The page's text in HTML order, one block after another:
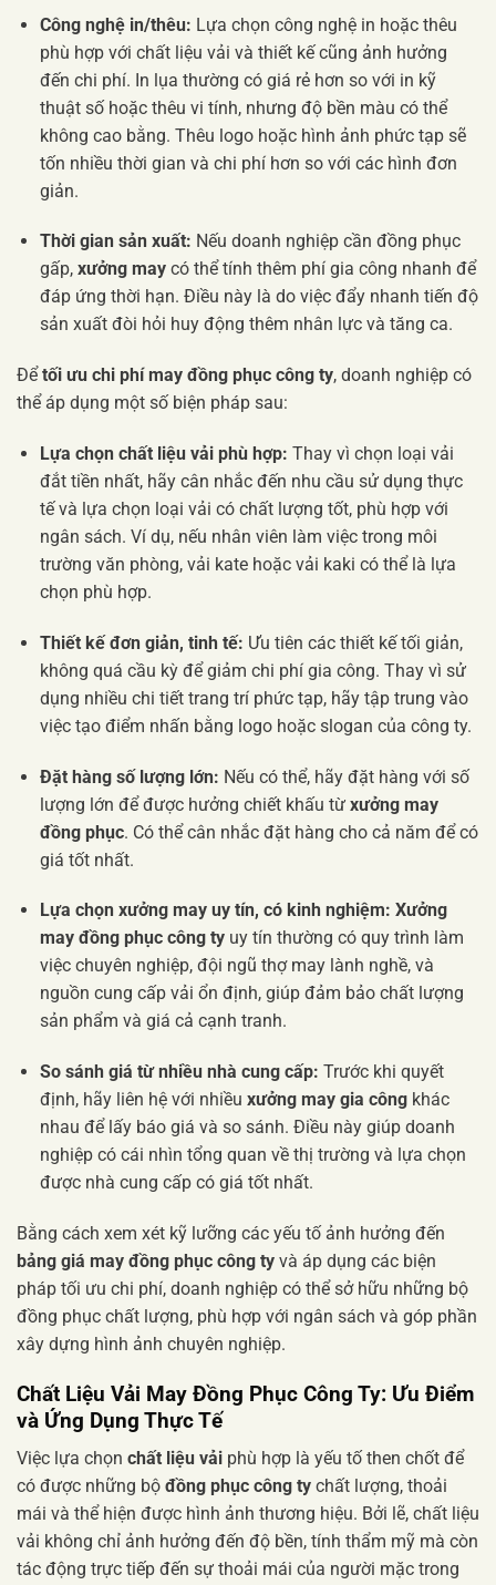
Công nghệ in/thêu: Lựa chọn công nghệ in hoặc thêu
phù hợp với chất liệu vải và thiết kế cũng ảnh hưởng
đến chi phí. In lụa thường có giá rẻ hơn so với in kỹ
thuật số hoặc thêu vi tính, nhưng độ bền màu có thể
không cao bằng. Thêu logo hoặc hình ảnh phức tạp sẽ
tốn nhiều thời gian và chi phí hơn so với các hình đơn
giản.
Thời gian sản xuất: Nếu doanh nghiệp cần đồng phục
gấp, xưởng maycó thể tính thêm phí gia công nhanh để
đáp ứng thời hạn. Điều này là do việc đẩy nhanh tiến độ
sản xuất đòi hỏi huy động thêm nhân lực và tăng ca.
Để tối ưu chi phí may đồng phục công ty, doanh nghiệp có
thể áp dụng một số biện pháp sau:
Lựa chọn chất liệu vải phù hợp: Thay vì chọn loại vải
đắt tiền nhất, hãy cân nhắc đến nhu cầu sử dụng thực
tế và lựa chọn loại vải có chất lượng tốt, phù hợp với
ngân sách. Ví dụ, nếu nhân viên làm việc trong môi
trường văn phòng, vải kate hoặc vải kaki có thể là lựa
chọn phù hợp.
Thiết kế đơn giản, tinh tế: Ưu tiên các thiết kế tối giản,
không quá cầu kỳ để giảm chi phí gia công. Thay vì sử
dụng nhiều chi tiết trang trí phức tạp, hãy tập trung vào
việc tạo điểm nhấn bằng logo hoặc slogan của công ty.
Đặt hàng số lượng lớn: Nếu có thể, hãy đặt hàng với số
lượng lớn để được hưởng chiết khấu từ xưởng may
đồng phục. Có thể cân nhắc đặt hàng cho cả năm để có
giá tốt nhất.
Lựa chọn xưởng may uy tín, có kinh nghiệm: Xưởng
may đồng phục công tyuy tín thường có quy trình làm
việc chuyên nghiệp, đội ngũ thợ may lành nghề, và
nguồn cung cấp vải ổn định, giúp đảm bảo chất lượng
sản phẩm và giá cả cạnh tranh.
So sánh giá từ nhiều nhà cung cấp: Trước khi quyết
định, hãy liên hệ với nhiều xưởng may gia côngkhác
nhau để lấy báo giá và so sánh. Điều này giúp doanh
nghiệp có cái nhìn tổng quan về thị trường và lựa chọn
được nhà cung cấp có giá tốt nhất.
Bằng cách xem xét kỹ lưỡng các yếu tố ảnh hưởng đến
bảng giá may đồng phục công ty và áp dụng các biện
pháp tối ưu chi phí, doanh nghiệp có thể sở hữu những bộ
đồng phục chất lượng, phù hợp với ngân sách và góp phần
xây dựng hình ảnh chuyên nghiệp.
Chất Liệu Vải May Đồng Phục Công Ty: Ưu Điểm
và Ứng Dụng Thực Tế
Việc lựa chọn chất liệu vải phù hợp là yếu tố then chốt để
có được những bộ đồng phục công ty chất lượng, thoải
mái và thể hiện được hình ảnh thương hiệu. Bởi lẽ, chất liệu
vải không chỉ ảnh hưởng đến độ bền, tính thẩm mỹ mà còn
tác động trực tiếp đến sự thoải mái của người mặc trong